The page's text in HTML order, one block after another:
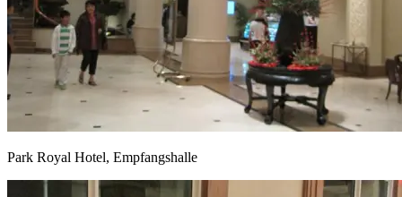
Park Royal Hotel, Empfangshalle